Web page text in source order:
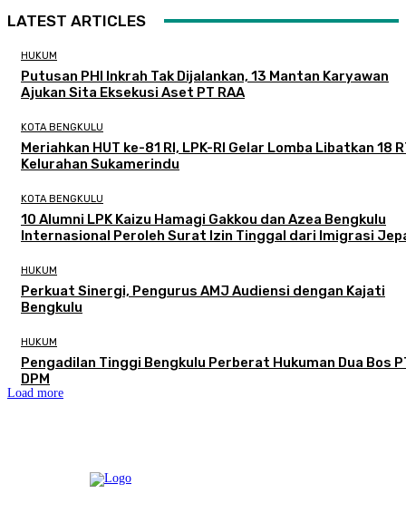
LATEST ARTICLES
HUKUM
Putusan PHI Inkrah Tak Dijalankan, 13 Mantan Karyawan
Ajukan Sita Eksekusi Aset PT RAA
KOTA BENGKULU
Meriahkan HUT ke-81 RI, LPK-RI Gelar Lomba Libatkan 18
Kelurahan Sukamerindu
KOTA BENGKULU
‎10 Alumni LPK Kaizu Hamagi Gakkou dan Azea Bengkulu
Internasional Peroleh Surat Izin Tinggal dari Imigrasi
HUKUM
Perkuat Sinergi, Pengurus AMJ Audiensi dengan Kajati
Bengkulu
HUKUM
Pengadilan Tinggi Bengkulu Perberat Hukuman Dua Bos
DPM
Load more